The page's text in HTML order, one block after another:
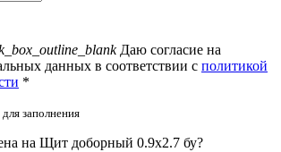
Даю согласие на
данных в соответствии с политикой
*
заполнения
на Щит доборный 0.9x2.7 бу?